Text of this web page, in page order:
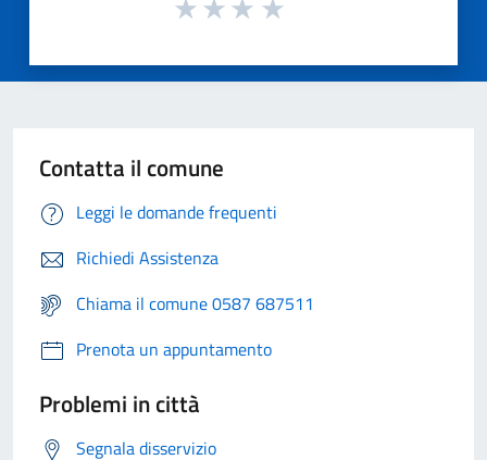
Contatta il comune
Leggi le domande frequenti
Richiedi Assistenza
Chiama il comune 0587 687511
Prenota un appuntamento
Problemi in città
Segnala disservizio